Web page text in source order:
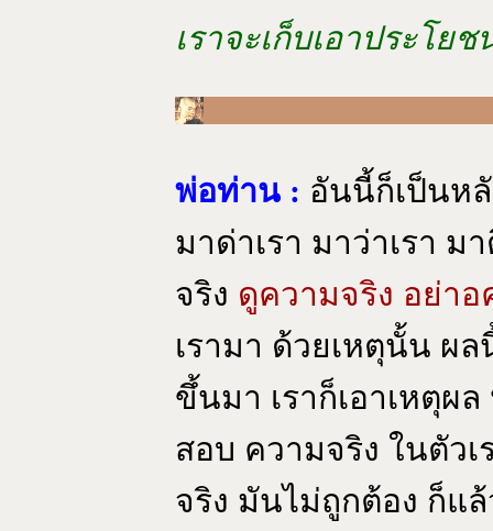
เราจะเก็บเอาประโย
พ่อท่าน : อันนี้ก็เป็นห
มาด่าเรา มาว่าเรา ม
จริง ดูความจริง อย่า
เรามา ด้วยเหตุนั้น ผ
ขึ้นมา เราก็เอาเหตุผ
สอบ ความจริง ในตัว
จริง มันไม่ถูกต้อง ก็แล้